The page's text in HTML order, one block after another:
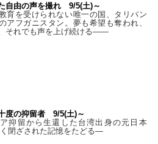
自由の声を撮れ 9/5(土)～
育を受けられない唯一の国、タリバン
アフガニスタン。夢も希望も奪われ、
それでも声を上げ続ける——
度の抑留者 9/5(土)～
抑留から生還した台湾出身の元日本
閉ざされた記憶をたどる—